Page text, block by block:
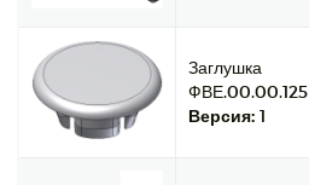
Заглушка
ФВЕ.00.00.125
Версия: 1